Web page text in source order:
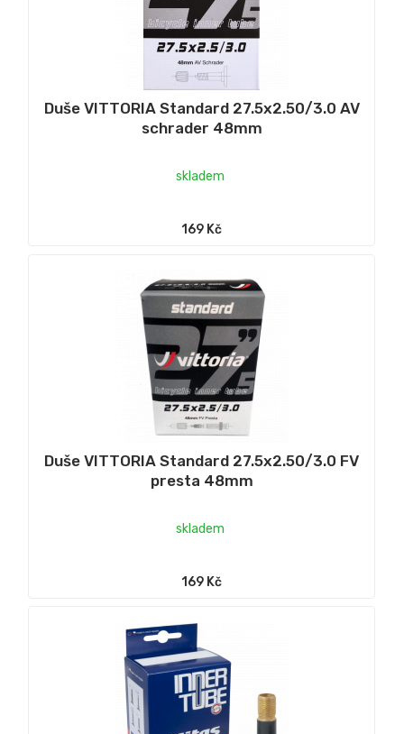
Duše VITTORIA Standard 27.5x2.50/3.0 AV
schrader 48mm
skladem
169 Kč
Duše VITTORIA Standard 27.5x2.50/3.0 FV
presta 48mm
skladem
169 Kč